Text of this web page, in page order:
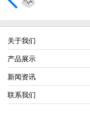
关于我们
产品展示
新闻资讯
联系我们